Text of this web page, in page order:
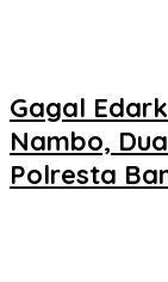
Gagal
Nambo,
Polresta